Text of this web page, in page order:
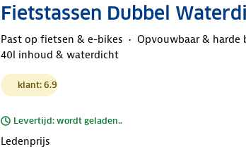
Fietstassen Dubbel
Past op fietsen & e-bikes
Opvouwbaar & harde
40l inhoud & waterdicht
klant: 6.9
Levertijd: wordt geladen..
Ledenprijs